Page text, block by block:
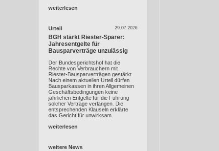
weiterlesen
29.07.2026
Urteil
BGH stärkt Riester-Sparer:
Jahresentgelte für
Bausparverträge unzulässig
Der Bundesgerichtshof hat die
Rechte von Verbrauchern mit
Riester-Bausparverträgen gestärkt.
Nach einem aktuellen Urteil dürfen
Bausparkassen in ihren Allgemeinen
Geschäftsbedingungen keine
jährlichen Entgelte für die Führung
solcher Verträge verlangen. Die
entsprechenden Klauseln erklärte
das Gericht für unwirksam.
weiterlesen
weitere News